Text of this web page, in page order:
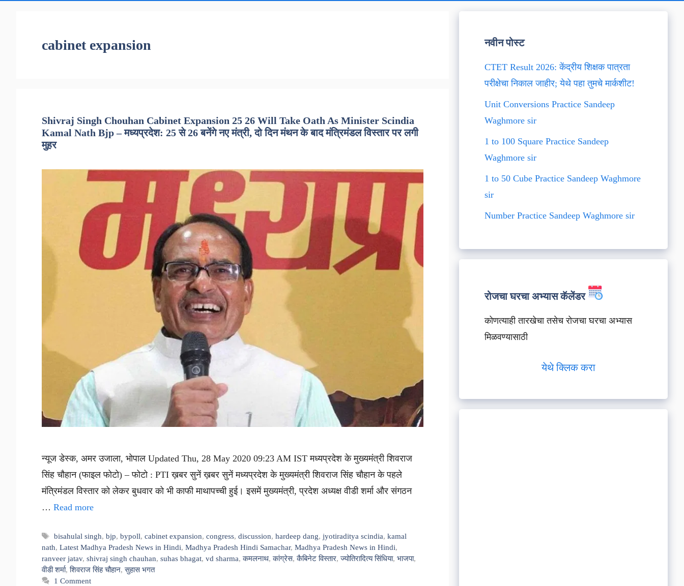
cabinet expansion
Shivraj Singh Chouhan Cabinet Expansion 25 26 Will Take Oath As Minister Scindia
Kamal Nath Bjp – मध्यप्रदेश: 25 से 26 बनेंगे नए मंत्री, दो दिन मंथन के बाद मंत्रिमंडल विस्तार पर लगी
मुहर
न्यूज डेस्क, अमर उजाला, भोपाल Updated Thu, 28 May 2020 09:23 AM IST मध्यप्रदेश के मुख्यमंत्री शिवराज
सिंह चौहान (फाइल फोटो) – फोटो : PTI ख़बर सुनें ख़बर सुनें मध्यप्रदेश के मुख्यमंत्री शिवराज सिंह चौहान के पहले
मंत्रिमंडल विस्तार को लेकर बुधवार को भी काफी माथापच्ची हुई। इसमें मुख्यमंत्री, प्रदेश अध्यक्ष वीडी शर्मा और संगठन
… Read more
Tags
bisahulal singh,bjp,bypoll,cabinet expansion,congress,discussion,hardeep dang,jyotiraditya scindia,kamal
nath, Latest Madhya Pradesh News in Hindi, Madhya Pradesh Hindi Samachar, Madhya Pradesh News in Hindi,
ranveer jatav, shivraj singh chauhan, suhas bhagat, vd sharma,कमलनाथ,कांग्रेस,कैबिनेट विस्तार,ज्योतिरादित्य सिंधिया, भाजपा,
वीडी शर्मा,शिवराज सिंह चौहान,सुहास भगत
1 Comment
नवीन पोस्ट
CTET Result 2026: केंद्रीय शिक्षक पात्रता
परीक्षेचा निकाल जाहीर; येथे पहा तुमचे मार्कशीट!
Unit Conversions Practice Sandeep
Waghmore sir
1 to 100 Square Practice Sandeep
Waghmore sir
1 to 50 Cube Practice Sandeep Waghmore
sir
Number Practice Sandeep Waghmore sir
रोजचा घरचा अभ्यास कॅलेंडर
कोणत्याही तारखेचा तसेच रोजचा घरचा अभ्यास
मिळवण्यासाठी
येथे क्लिक करा